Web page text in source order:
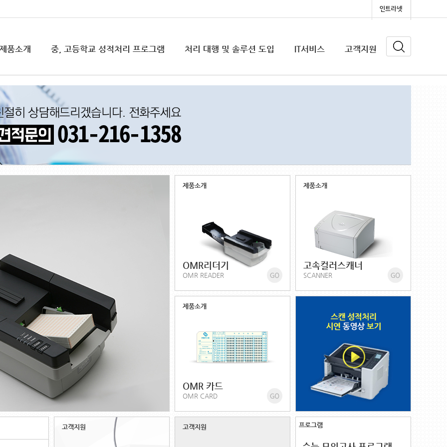
품소개
성적처리스캐너
OMR용지
중, 고등학교 성적처리 프로그램 처리 대행 및 솔루션 도입
처리·판독대행
도입사례
IT서비스 고객지원
문의하기
제품소개
OMR리더기
OMR READER
제품소개
고속컬러스캐너
SCANNER
제품소개
OMR 카드
OMR CARD
고객지원 프로그램
고객지원